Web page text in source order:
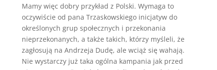
Mamy więc dobry przykład z Polski. Wymaga to
oczywiście od pana Trzaskowskiego inicjatyw do
określonych grup społecznych i przekonania
nieprzekonanych, a także takich, którzy myśleli, że
zagłosują na Andrzeja Dudę, ale wciąż się wahają.
Nie wystarczy już taka ogólna kampania jak przed